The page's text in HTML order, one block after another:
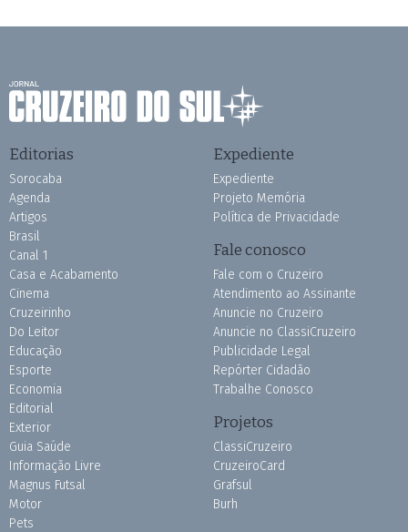
Editorias
Sorocaba
Agenda
Artigos
Brasil
Canal 1
Casa e Acabamento
Cinema
Cruzeirinho
Do Leitor
Educação
Esporte
Economia
Editorial
Exterior
Guia Saúde
Informação Livre
Magnus Futsal
Motor
Pets
Expediente
Expediente
Projeto Memória
Política de Privacidade
Fale conosco
Fale com o Cruzeiro
Atendimento ao Assinante
Anuncie no Cruzeiro
Anuncie no ClassiCruzeiro
Publicidade Legal
Repórter Cidadão
Trabalhe Conosco
Projetos
ClassiCruzeiro
CruzeiroCard
Grafsul
Burh